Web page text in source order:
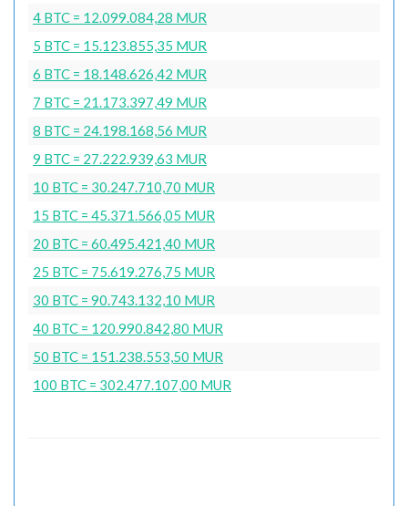
4 BTC = 12.099.084,28 MUR
5 BTC = 15.123.855,35 MUR
6 BTC = 18.148.626,42 MUR
7 BTC = 21.173.397,49 MUR
8 BTC = 24.198.168,56 MUR
9 BTC = 27.222.939,63 MUR
10 BTC = 30.247.710,70 MUR
15 BTC = 45.371.566,05 MUR
20 BTC = 60.495.421,40 MUR
25 BTC = 75.619.276,75 MUR
30 BTC = 90.743.132,10 MUR
40 BTC = 120.990.842,80 MUR
50 BTC = 151.238.553,50 MUR
100 BTC = 302.477.107,00 MUR